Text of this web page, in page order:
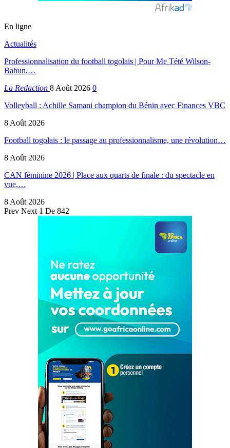
En ligne
Actualités
Professionnalisation du football togolais | Pour Me Tété Wilson-
Bahun,…
La Redaction 8 Août 2026 0
Volleyball : Achille Samani champion du Bénin avec Finances VBC
8 Août 2026
Football togolais : le passage au professionnalisme, une révolution…
8 Août 2026
CAN féminine 2026 | Place aux quarts de finale : du spectacle en
vue,…
8 Août 2026
Prev Next 1 De 842